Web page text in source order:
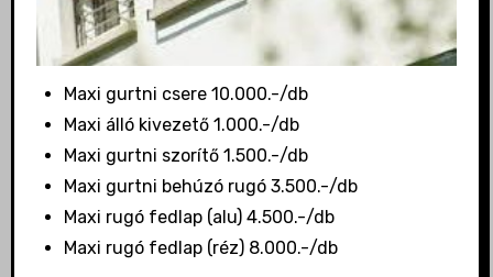
Maxi gurtni csere 10.000.-/db
Maxi álló kivezető 1.000.-/db
Maxi gurtni szorítő 1.500.-/db
Maxi gurtni behúzó rugó 3.500.-/db
Maxi rugó fedlap (alu) 4.500.-/db
Maxi rugó fedlap (réz) 8.000.-/db